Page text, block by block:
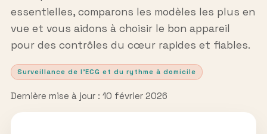
essentielles, comparons les modèles les plus en
vue et vous aidons à choisir le bon appareil
pour des contrôles du cœur rapides et fiables.
Surveillance de l’ECG et du rythme à domicile
Dernière mise à jour : 10 février 2026